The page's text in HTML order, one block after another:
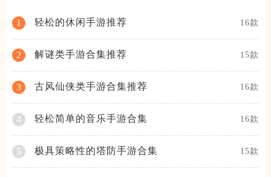
1 轻松的休闲手游推荐 16款
2 解谜类手游合集推荐 15款
3 古风仙侠类手游合集推荐 16款
4 轻松简单的音乐手游合集 16款
5 极具策略性的塔防手游合集 15款